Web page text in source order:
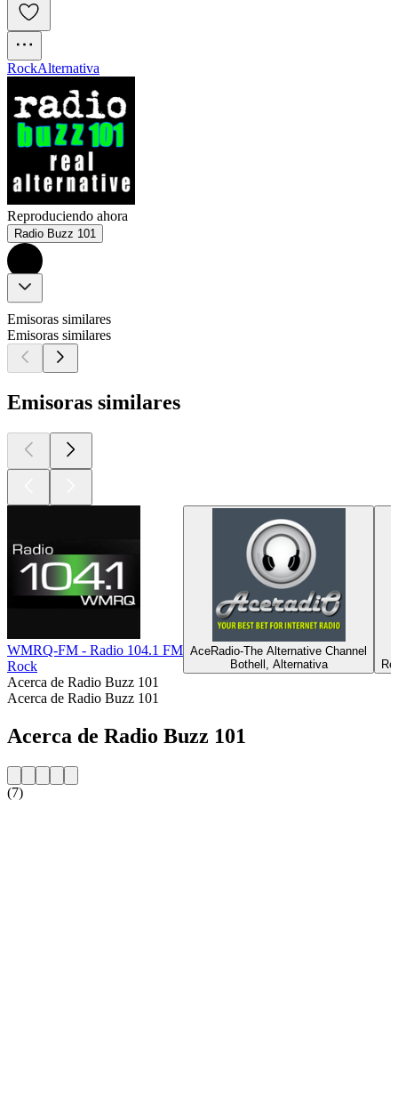
RockAlternativa
Reproduciendo ahora
Radio Buzz 101
Emisoras similares
Emisoras similares
Emisoras similares
WMRQ-FM - Radio 104.1 FM
Rock
AceRadio-The Alternative Channel
Bothell, Alternativa
Acerca de Radio Buzz 101
Acerca de Radio Buzz 101
Acerca de Radio Buzz 101
(7)